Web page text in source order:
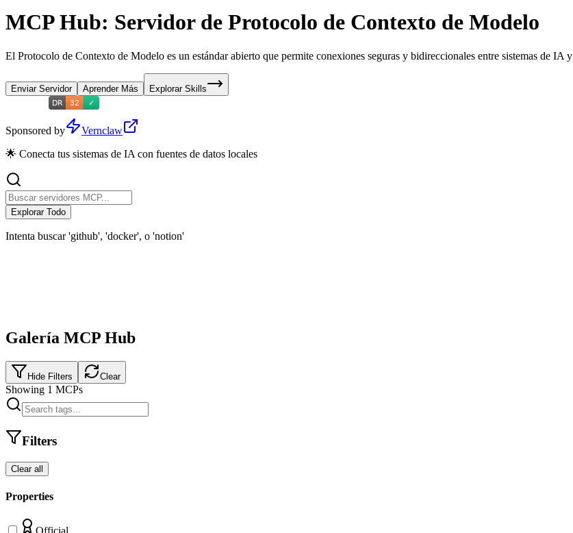
MCP Hub: Servidor de Protocolo de Contexto de Modelo
El Protocolo de Contexto de Modelo es un estándar abierto que permite conexiones seguras y bidireccionales entre sistemas de IA
Enviar Servidor Aprender Más Explorar Skills
Sponsored by
Vernclaw
🌟 Conecta tus sistemas de IA con fuentes de datos locales
Explorar Todo
Intenta buscar 'github', 'docker', o 'notion'
Galería MCP Hub
Hide Filters Clear
Showing 1 MCPs
Filters
Clear all
Properties
Official